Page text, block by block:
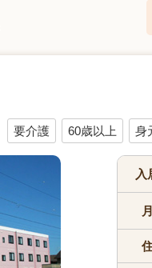
要介護 60歳以上 身
入